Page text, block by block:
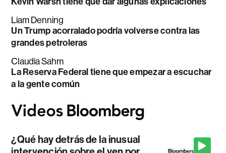
Liam Denning
Un Trump acorralado podría volverse contra las
grandes petroleras
Claudia Sahm
La Reserva Federal tiene que empezar a escuchar
a la gente común
¿Qué hay detrás de la inusual